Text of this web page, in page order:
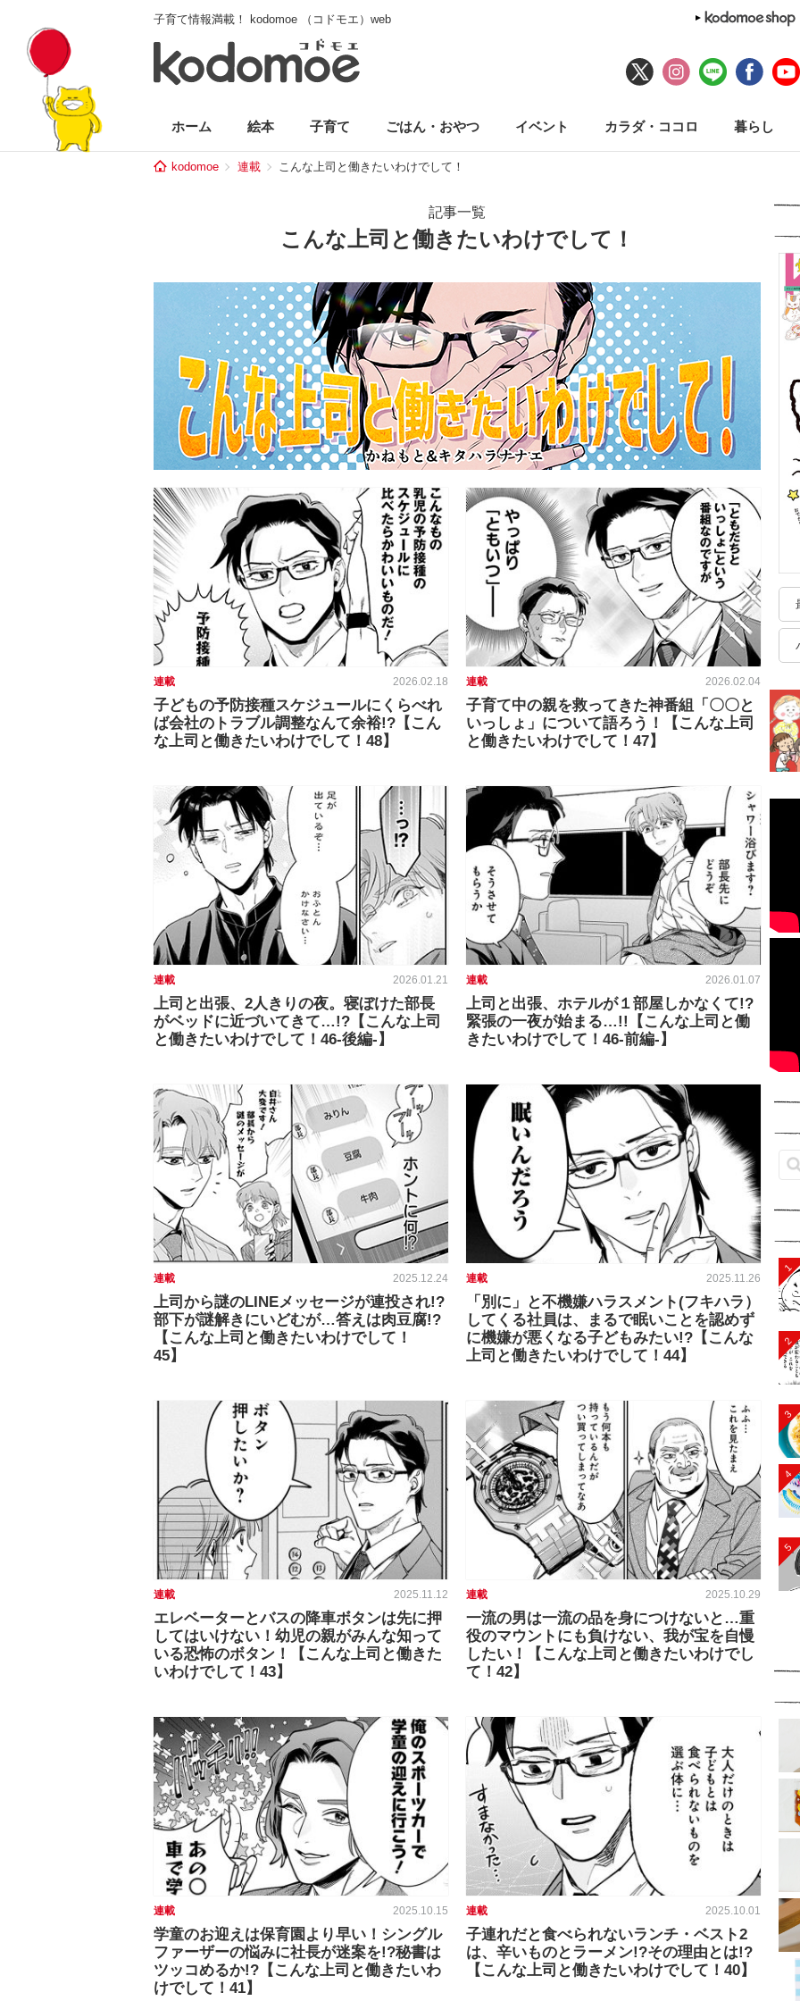
子育て情報満載！ kodomoe （コドモエ）web
ホーム 絵本 子育て ごはん・おやつ イベント カラダ・ココロ 暮らし
kodomoe 連載 こんな上司と働きたいわけでして！
記事一覧
こんな上司と働きたいわけでして！
連載 2026.02.18
子どもの予防接種スケジュールにくらべれ
ば会社のトラブル調整なんて余裕!?【こん
な上司と働きたいわけでして！48】
連載 2026.02.04
子育て中の親を救ってきた神番組「〇〇と
いっしょ」について語ろう！【こんな上司
と働きたいわけでして！47】
連載 2026.01.21
上司と出張、2人きりの夜。寝ぼけた部長
がベッドに近づいてきて…!?【こんな上司
と働きたいわけでして！46-後編-】
連載 2026.01.07
上司と出張、ホテルが１部屋しかなくて!?
緊張の一夜が始まる…!!【こんな上司と働
きたいわけでして！46-前編-】
連載 2025.12.24
上司から謎のLINEメッセージが連投され!?
部下が謎解きにいどむが…答えは肉豆腐!?
【こんな上司と働きたいわけでして！
45】
連載 2025.11.26
「別に」と不機嫌ハラスメント(フキハラ）
してくる社員は、まるで眠いことを認めず
に機嫌が悪くなる子どもみたい!?【こんな
上司と働きたいわけでして！44】
連載 2025.11.12
エレベーターとバスの降車ボタンは先に押
してはいけない！幼児の親がみんな知って
いる恐怖のボタン！【こんな上司と働きた
いわけでして！43】
連載 2025.10.29
一流の男は一流の品を身につけないと…重
役のマウントにも負けない、我が宝を自慢
したい！【こんな上司と働きたいわけでし
て！42】
連載 2025.10.15
学童のお迎えは保育園より早い！シングル
ファーザーの悩みに社長が迷案を!?秘書は
ツッコめるか!?【こんな上司と働きたいわ
けでして！41】
連載 2025.10.01
子連れだと食べられないランチ・ベスト2
は、辛いものとラーメン!?その理由とは!?
【こんな上司と働きたいわけでして！40】
1
2
3
4
5